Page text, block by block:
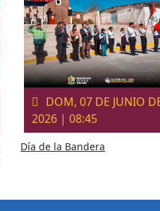
DOM, 07 DE JUNIO
2026 | 08:45
Día de la Bandera